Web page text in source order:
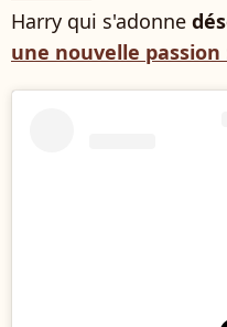
Harry qui s'adonne
une nouvelle passion